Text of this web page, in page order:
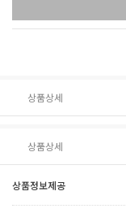
상품상세
상품상세
상품정보제공